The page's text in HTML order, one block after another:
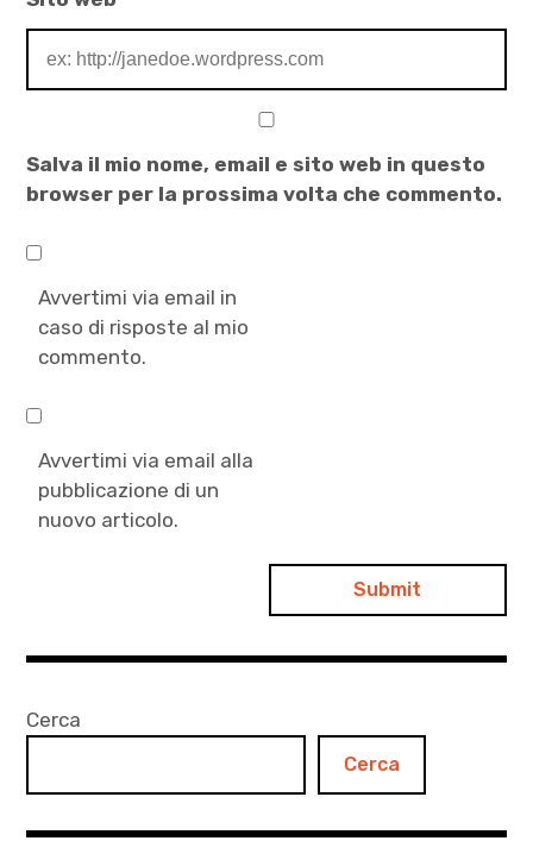
Salva il mio nome, email e sito web in questo
browser per la prossima volta che commento.
Avvertimi via email in
caso di risposte al mio
commento.
Avvertimi via email alla
pubblicazione di un
nuovo articolo.
Cerca
Cerca